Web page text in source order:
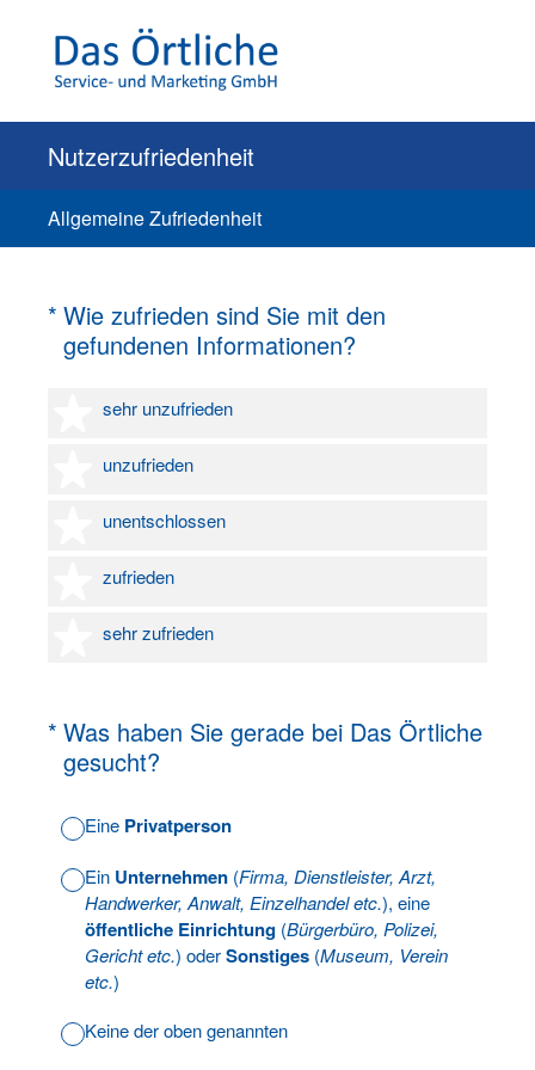
Nutzerzufriedenheit
Allgemeine Zufriedenheit
* Wie zufrieden sind Sie mit den
gefundenen Informationen?
(Erforderlich.)
sehr unzufrieden
1 Stern
unzufrieden
2 Sterne
unentschlossen
3 Sterne
zufrieden
4 Sterne
sehr zufrieden
5 Sterne
* Was haben Sie gerade bei Das Örtliche
gesucht?
(Erforderlich.)
Eine Privatperson
Ein Unternehmen (Firma, Dienstleister, Arzt,
Handwerker, Anwalt, Einzelhandel etc.), eine
öffentliche Einrichtung (Bürgerbüro, Polizei,
Gericht etc.) oderSonstiges (Museum, Verein
etc.)
Keine der oben genannten